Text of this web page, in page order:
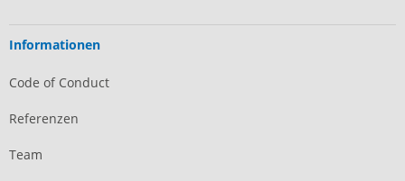
Informationen
Code of Conduct
Referenzen
Team